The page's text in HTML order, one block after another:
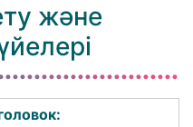
және